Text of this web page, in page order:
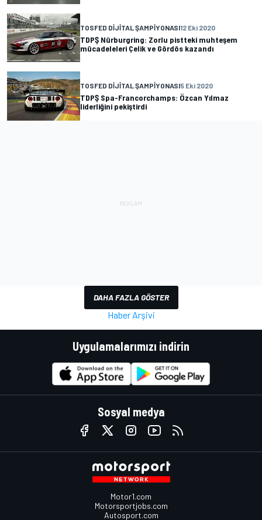
TOSFED DIJITAL ŞAMPIYONASI12 Eki 2020
TDPŞ Nürburgring: Zorlu pistteki muhteşem
mücadeleleri Çelik ve Gördös kazandı
TOSFED DIJITAL ŞAMPIYONASI5 Eki 2020
TDPŞ Spa-Francorchamps: Özcan Yılmaz
liderliğini pekiştirdi
DAHA FAZLA GÖSTER
Haber Arşivi
Uygulamalarımızı indirin
Sosyal medya
Motor1.com
Motorsportjobs.com
Autosport.com